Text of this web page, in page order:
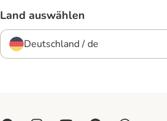
Land auswählen
Deutschland / de